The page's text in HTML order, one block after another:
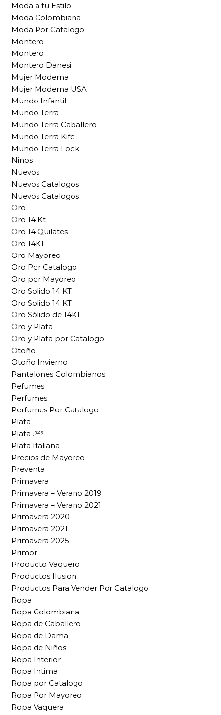
Moda a tu Estilo
Moda Colombiana
Moda Por Catalogo
Montero
Montero
Montero Danesi
Mujer Moderna
Mujer Moderna USA
Mundo Infantil
Mundo Terra
Mundo Terra Caballero
Mundo Terra Kifd
Mundo Terra Look
Ninos
Nuevos
Nuevos Catalogos
Nuevos Catalogos
Oro
Oro 14 Kt
Oro 14 Quilates
Oro 14KT
Oro Mayoreo
Oro Por Catalogo
Oro por Mayoreo
Oro Solido 14 KT
Oro Solido 14 KT
Oro Sólido de 14KT
Oro y Plata
Oro y Plata por Catalogo
Otoño
Otoño Invierno
Pantalones Colombianos
Pefumes
Perfumes
Perfumes Por Catalogo
Plata
Plata .⁹²⁵
Plata Italiana
Precios de Mayoreo
Preventa
Primavera
Primavera – Verano 2019
Primavera – Verano 2021
Primavera 2020
Primavera 2021
Primavera 2025
Primor
Producto Vaquero
Productos Ilusion
Productos Para Vender Por Catalogo
Ropa
Ropa Colombiana
Ropa de Caballero
Ropa de Dama
Ropa de Niños
Ropa Interior
Ropa Intima
Ropa por Catalogo
Ropa Por Mayoreo
Ropa Vaquera